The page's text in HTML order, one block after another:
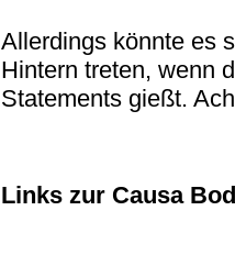
Allerdings könnte es
Hintern treten, wenn
Statements gießt.
Links zur Causa